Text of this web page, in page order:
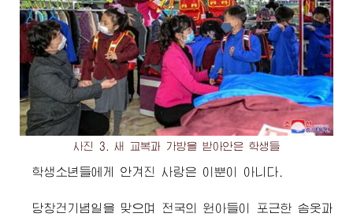
사진 3. 새 교복과 가방을 받아안은 학생들
학생소년들에게 안겨진 사랑은 이뿐이 아니다.
당창건기념일을 맞으며 전국의 원아들이 포근한 솜옷과